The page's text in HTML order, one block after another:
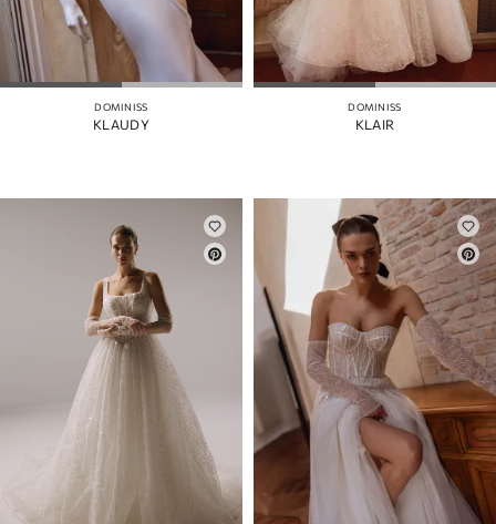
DOMINISS
KLAUDY
DOMINISS
KLAIR